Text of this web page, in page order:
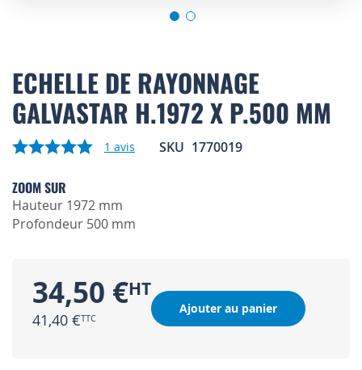
to
the
beginning
of
images
ECHELLE DE RAYONNAGE
GALVASTAR H.1972 X P.500 MM
1 avis SKU 1770019
ZOOM SUR
Hauteur 1972 mm
Profondeur 500 mm
34,50 €
41,40 €
Ajouter au panier